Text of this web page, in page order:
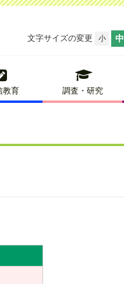
文字サイズの変更 小 中
教育 調査・研究